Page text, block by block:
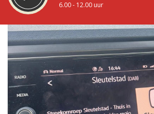
6.00 - 12.00 uur
STRAKS:
De middag van Sleutelstad
12.00 - 17.00 uur
Vorig uur
uur 1 van 0